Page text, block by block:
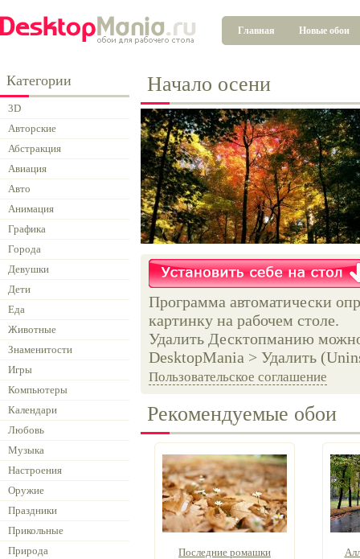
Главная Новые обои
Категории
3D
Авторские
Абстракция
Авиация
Авто
Анимация
Графика
Города
Девушки
Дети
Еда
Животные
Знаменитости
Игры
Компьютеры
Календари
Любовь
Музыка
Настроения
Оружие
Праздники
Прикольные
Природа
Начало осени
Программа автоматически
картинку на рабочем столе.
Удалить Десктопманию
DesktopMania > Удалить
Пользовательское соглашение
Рекомендуемые обои
Последние ромашки